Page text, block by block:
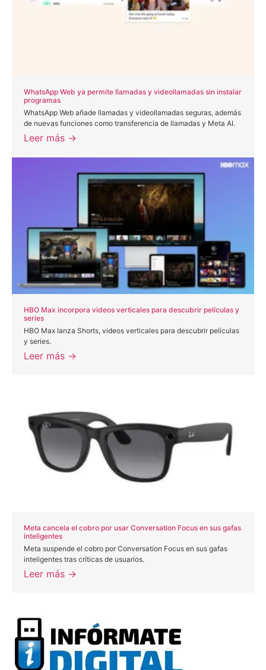
WhatsApp Web ya permite llamadas y videollamadas sin instalar
programas
WhatsApp Web añade llamadas y videollamadas seguras, además
de nuevas funciones como transferencia de llamadas y Meta AI.
Leer más →
HBO Max incorpora videos verticales para descubrir películas y
series
HBO Max lanza Shorts, videos verticales para descubrir películas
y series.
Leer más →
Meta cancela el cobro por usar Conversation Focus en sus gafas
inteligentes
Meta suspende el cobro por Conversation Focus en sus gafas
inteligentes tras críticas de usuarios.
Leer más →